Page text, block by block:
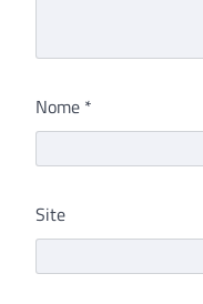
Nome *
Site